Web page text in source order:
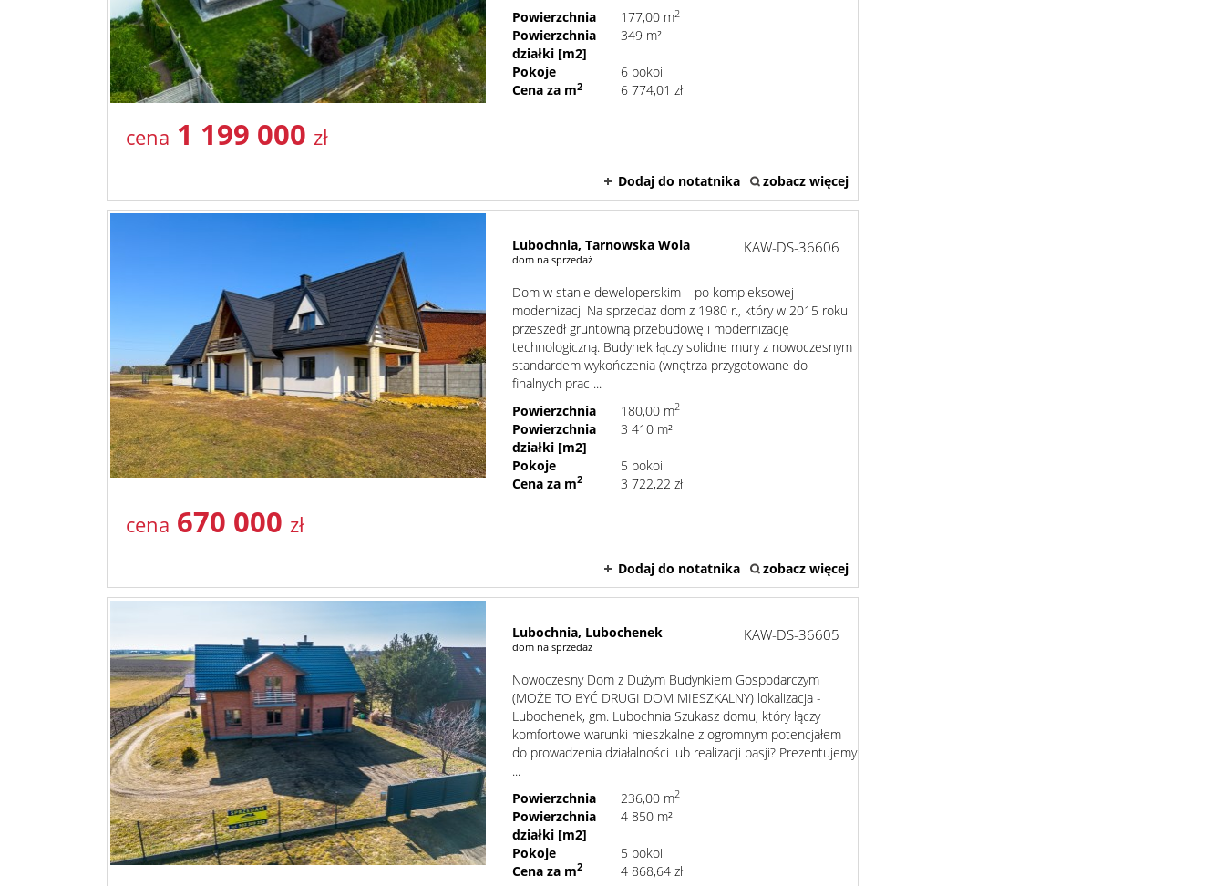
Powierzchnia
177,00 m2
Powierzchnia
działki [m2]
349 m²
Pokoje
6 pokoi
Cena za m2 6 774,01 zł
cena 1 199 000 zł
Dodaj do notatnika zobacz więcej
Lubochnia, Tarnowska Wola
dom na sprzedaż
KAW-DS-36606
Dom w stanie deweloperskim – po kompleksowej
modernizacji Na sprzedaż dom z 1980 r., który w 2015 roku
przeszedł gruntowną przebudowę i modernizację
technologiczną. Budynek łączy solidne mury z nowoczesnym
standardem wykończenia (wnętrza przygotowane do
finalnych prac ...
Powierzchnia
180,00 m2
Powierzchnia
działki [m2]
3 410 m²
Pokoje
5 pokoi
Cena za m2 3 722,22 zł
cena 670 000 zł
Dodaj do notatnika zobacz więcej
Lubochnia, Lubochenek
dom na sprzedaż
KAW-DS-36605
Nowoczesny Dom z Dużym Budynkiem Gospodarczym
(MOŻE TO BYĆ DRUGI DOM MIESZKALNY) lokalizacja -
Lubochenek, gm. Lubochnia Szukasz domu, który łączy
komfortowe warunki mieszkalne z ogromnym potencjałem
do prowadzenia działalności lub realizacji pasji? Prezentujemy
...
Powierzchnia
236,00 m2
Powierzchnia
działki [m2]
4 850 m²
Pokoje
5 pokoi
Cena za m2 4 868,64 zł